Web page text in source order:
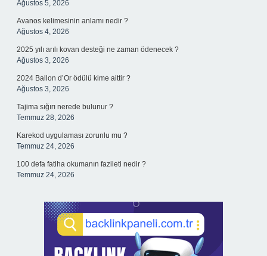
Ağustos 5, 2026
Avanos kelimesinin anlamı nedir ?
Ağustos 4, 2026
2025 yılı arılı kovan desteği ne zaman ödenecek ?
Ağustos 3, 2026
2024 Ballon d’Or ödülü kime aittir ?
Ağustos 3, 2026
Tajima sığırı nerede bulunur ?
Temmuz 28, 2026
Karekod uygulaması zorunlu mu ?
Temmuz 24, 2026
100 defa fatiha okumanın fazileti nedir ?
Temmuz 24, 2026